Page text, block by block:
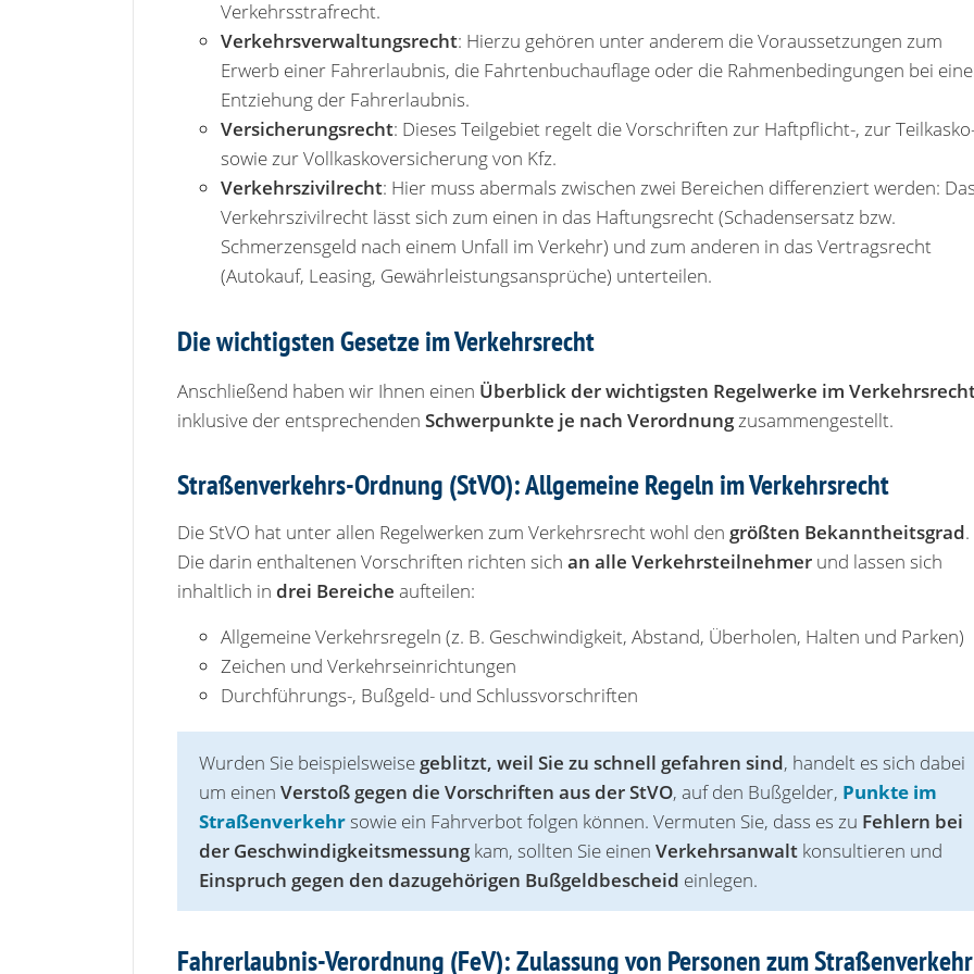
Verkehrsstrafrecht.
Verkehrsverwaltungsrecht: Hierzu gehören unter anderem die Voraussetzungen zum
Erwerb einer Fahrerlaubnis, die Fahrtenbuchauflage oder die Rahmenbedingungen bei
Entziehung der Fahrerlaubnis.
Versicherungsrecht: Dieses Teilgebiet regelt die Vorschriften zur Haftpflicht-, zur
sowie zur Vollkaskoversicherung von Kfz.
Verkehrszivilrecht: Hier muss abermals zwischen zwei Bereichen differenziert werden: Das
Verkehrszivilrecht lässt sich zum einen in das Haftungsrecht (Schadensersatz bzw.
Schmerzensgeld nach einem Unfall im Verkehr) und zum anderen in das Vertragsrecht
(Autokauf, Leasing, Gewährleistungsansprüche) unterteilen.
Die wichtigsten Gesetze im Verkehrsrecht
Anschließend haben wir Ihnen einen Überblick der wichtigsten Regelwerke im
inklusive der entsprechenden Schwerpunkte je nach Verordnungzusammengestellt.
Straßenverkehrs-Ordnung (StVO): Allgemeine Regeln im Verkehrsrecht
Die StVO hat unter allen Regelwerken zum Verkehrsrecht wohl den größten Bekanntheitsgrad.
Die darin enthaltenen Vorschriften richten sich an alle Verkehrsteilnehmer und lassen sich
inhaltlich in drei Bereiche aufteilen:
Allgemeine Verkehrsregeln (z. B. Geschwindigkeit, Abstand, Überholen, Halten und Parken)
Zeichen und Verkehrseinrichtungen
Durchführungs-, Bußgeld- und Schlussvorschriften
Wurden Sie beispielsweise geblitzt, weil Sie zu schnell gefahren sind, handelt es sich dabei
um einen Verstoß gegen die Vorschriften aus der StVO, auf den Bußgelder, Punkte im
Straßenverkehrsowie ein Fahrverbot folgen können. Vermuten Sie, dass es zu Fehlern bei
der Geschwindigkeitsmessungkam, sollten Sie einen Verkehrsanwalt konsultieren und
Einspruch gegen den dazugehörigen Bußgeldbescheid einlegen.
Fahrerlaubnis-Verordnung (FeV): Zulassung von Personen zum Straßenverkehr